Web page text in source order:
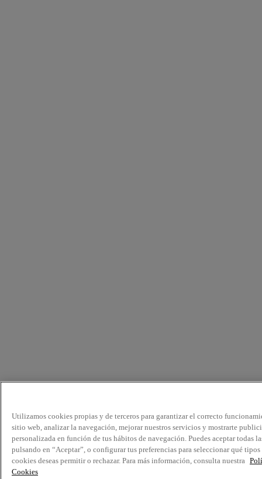
Utilizamos cookies propias y de terceros para garantizar el correcto
sitio web, analizar la navegación, mejorar nuestros servicios y mostrarte
personalizada en función de tus hábitos de navegación. Puedes aceptar todas
pulsando en “Aceptar”, o configurar tus preferencias para seleccionar qué tipos
cookies deseas permitir o rechazar. Para más información, consulta nuestra
Cookies